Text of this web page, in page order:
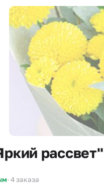
рассвет"
· 4 заказа